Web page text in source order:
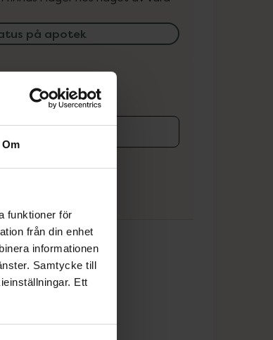
Om
funktioner för
från din enhet
informationen
Samtycke till
Ett
på apotek